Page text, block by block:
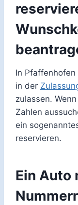
In
in der
zulassen.
Zahlen
ein
reservieren.
Ein Auto